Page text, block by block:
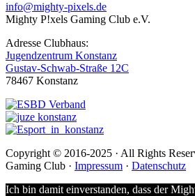
info@mighty-pixels.de
Mighty P!xels Gaming Club e.V.
Adresse Clubhaus:
Jugendzentrum Konstanz
Gustav-Schwab-Straße 12C
78467 Konstanz
Copyright © 2016-2025 · All Rights
Gaming Club · Impressum · Datenschutz
Ich bin damit einverstanden, dass der